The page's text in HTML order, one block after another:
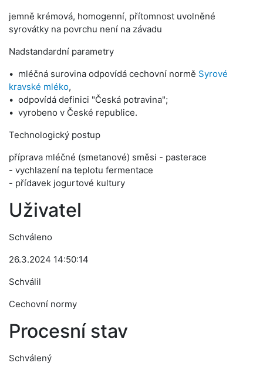
jemně krémová, homogenní, přítomnost uvolněné
syrovátky na povrchu není na závadu
Nadstandardní parametry
mléčná surovina odpovídá cechovní normě Syrové
kravské mléko,
odpovídá definici "Česká potravina";
vyrobeno v České republice.
Technologický postup
příprava mléčné (smetanové) směsi - pasterace
- vychlazení na teplotu fermentace
- přídavek jogurtové kultury
Uživatel
Schváleno
26.3.2024 14:50:14
Schválil
Cechovní normy
Procesní stav
Schválený